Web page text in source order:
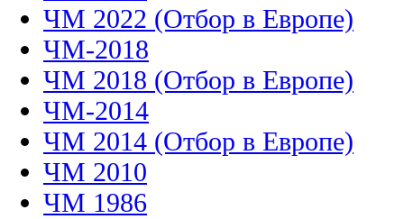
ЧМ 2022 (Отбор в Европе)
ЧМ-2018
ЧМ 2018 (Отбор в Европе)
ЧМ-2014
ЧМ 2014 (Отбор в Европе)
ЧМ 2010
ЧМ 1986